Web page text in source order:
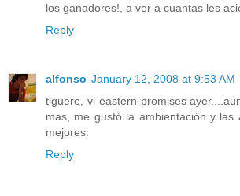
los ganadores!, a ver a cuantas les
Reply
alfonso January 12, 2008 at 9:53 AM
tiguere, vi eastern promises
mas, me gustó la ambientación y las
mejores.
Reply